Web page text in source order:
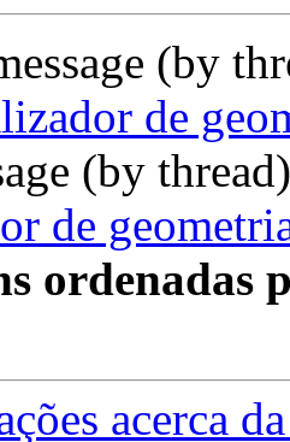
(by
de
(by
de
ordenadas
acerca